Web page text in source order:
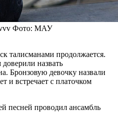
Фото: МАУ
талисманами продолжается.
назвать
Бронзовую девочку назвали
и встречает с платочком
песней проводил ансамбль